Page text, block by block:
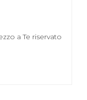
a Te riservato